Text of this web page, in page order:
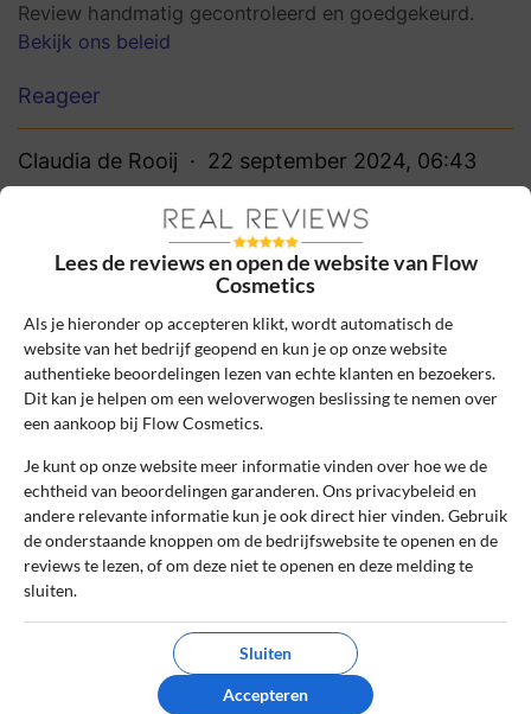
Review handmatig gecontroleerd en goedgekeurd.
Bekijk ons beleid
Reageer
Claudia de Rooij 22 september 2024, 06:43
Beoordeling: 10
Zachte huid, snelle levering
De natuurlijke ingrediënten uit Finland
maken mijn huid echt zachter en gezonder,
en de snelle levering is ideaal. Zeer
tevreden over deze webshop!
0
Review handmatig gecontroleerd en goedgekeurd.
Bekijk ons beleid
Reageer
Schrijf een review
Het e-mailadres en bestelnummer worden niet
Lees de reviews en open de website van Flow
Cosmetics
Als je hieronder op accepteren klikt, wordt automatisch de
website van het bedrijf geopend en kun je op onze website
authentieke beoordelingen lezen van echte klanten en bezoekers.
Dit kan je helpen om een weloverwogen beslissing te nemen over
een aankoop bij Flow Cosmetics.
Je kunt op onze website meer informatie vinden over hoe we de
echtheid van beoordelingen garanderen. Ons privacybeleid en
andere relevante informatie kun je ook direct hier vinden. Gebruik
de onderstaande knoppen om de bedrijfswebsite te openen en de
reviews te lezen, of om deze niet te openen en deze melding te
sluiten.
Sluiten
Accepteren